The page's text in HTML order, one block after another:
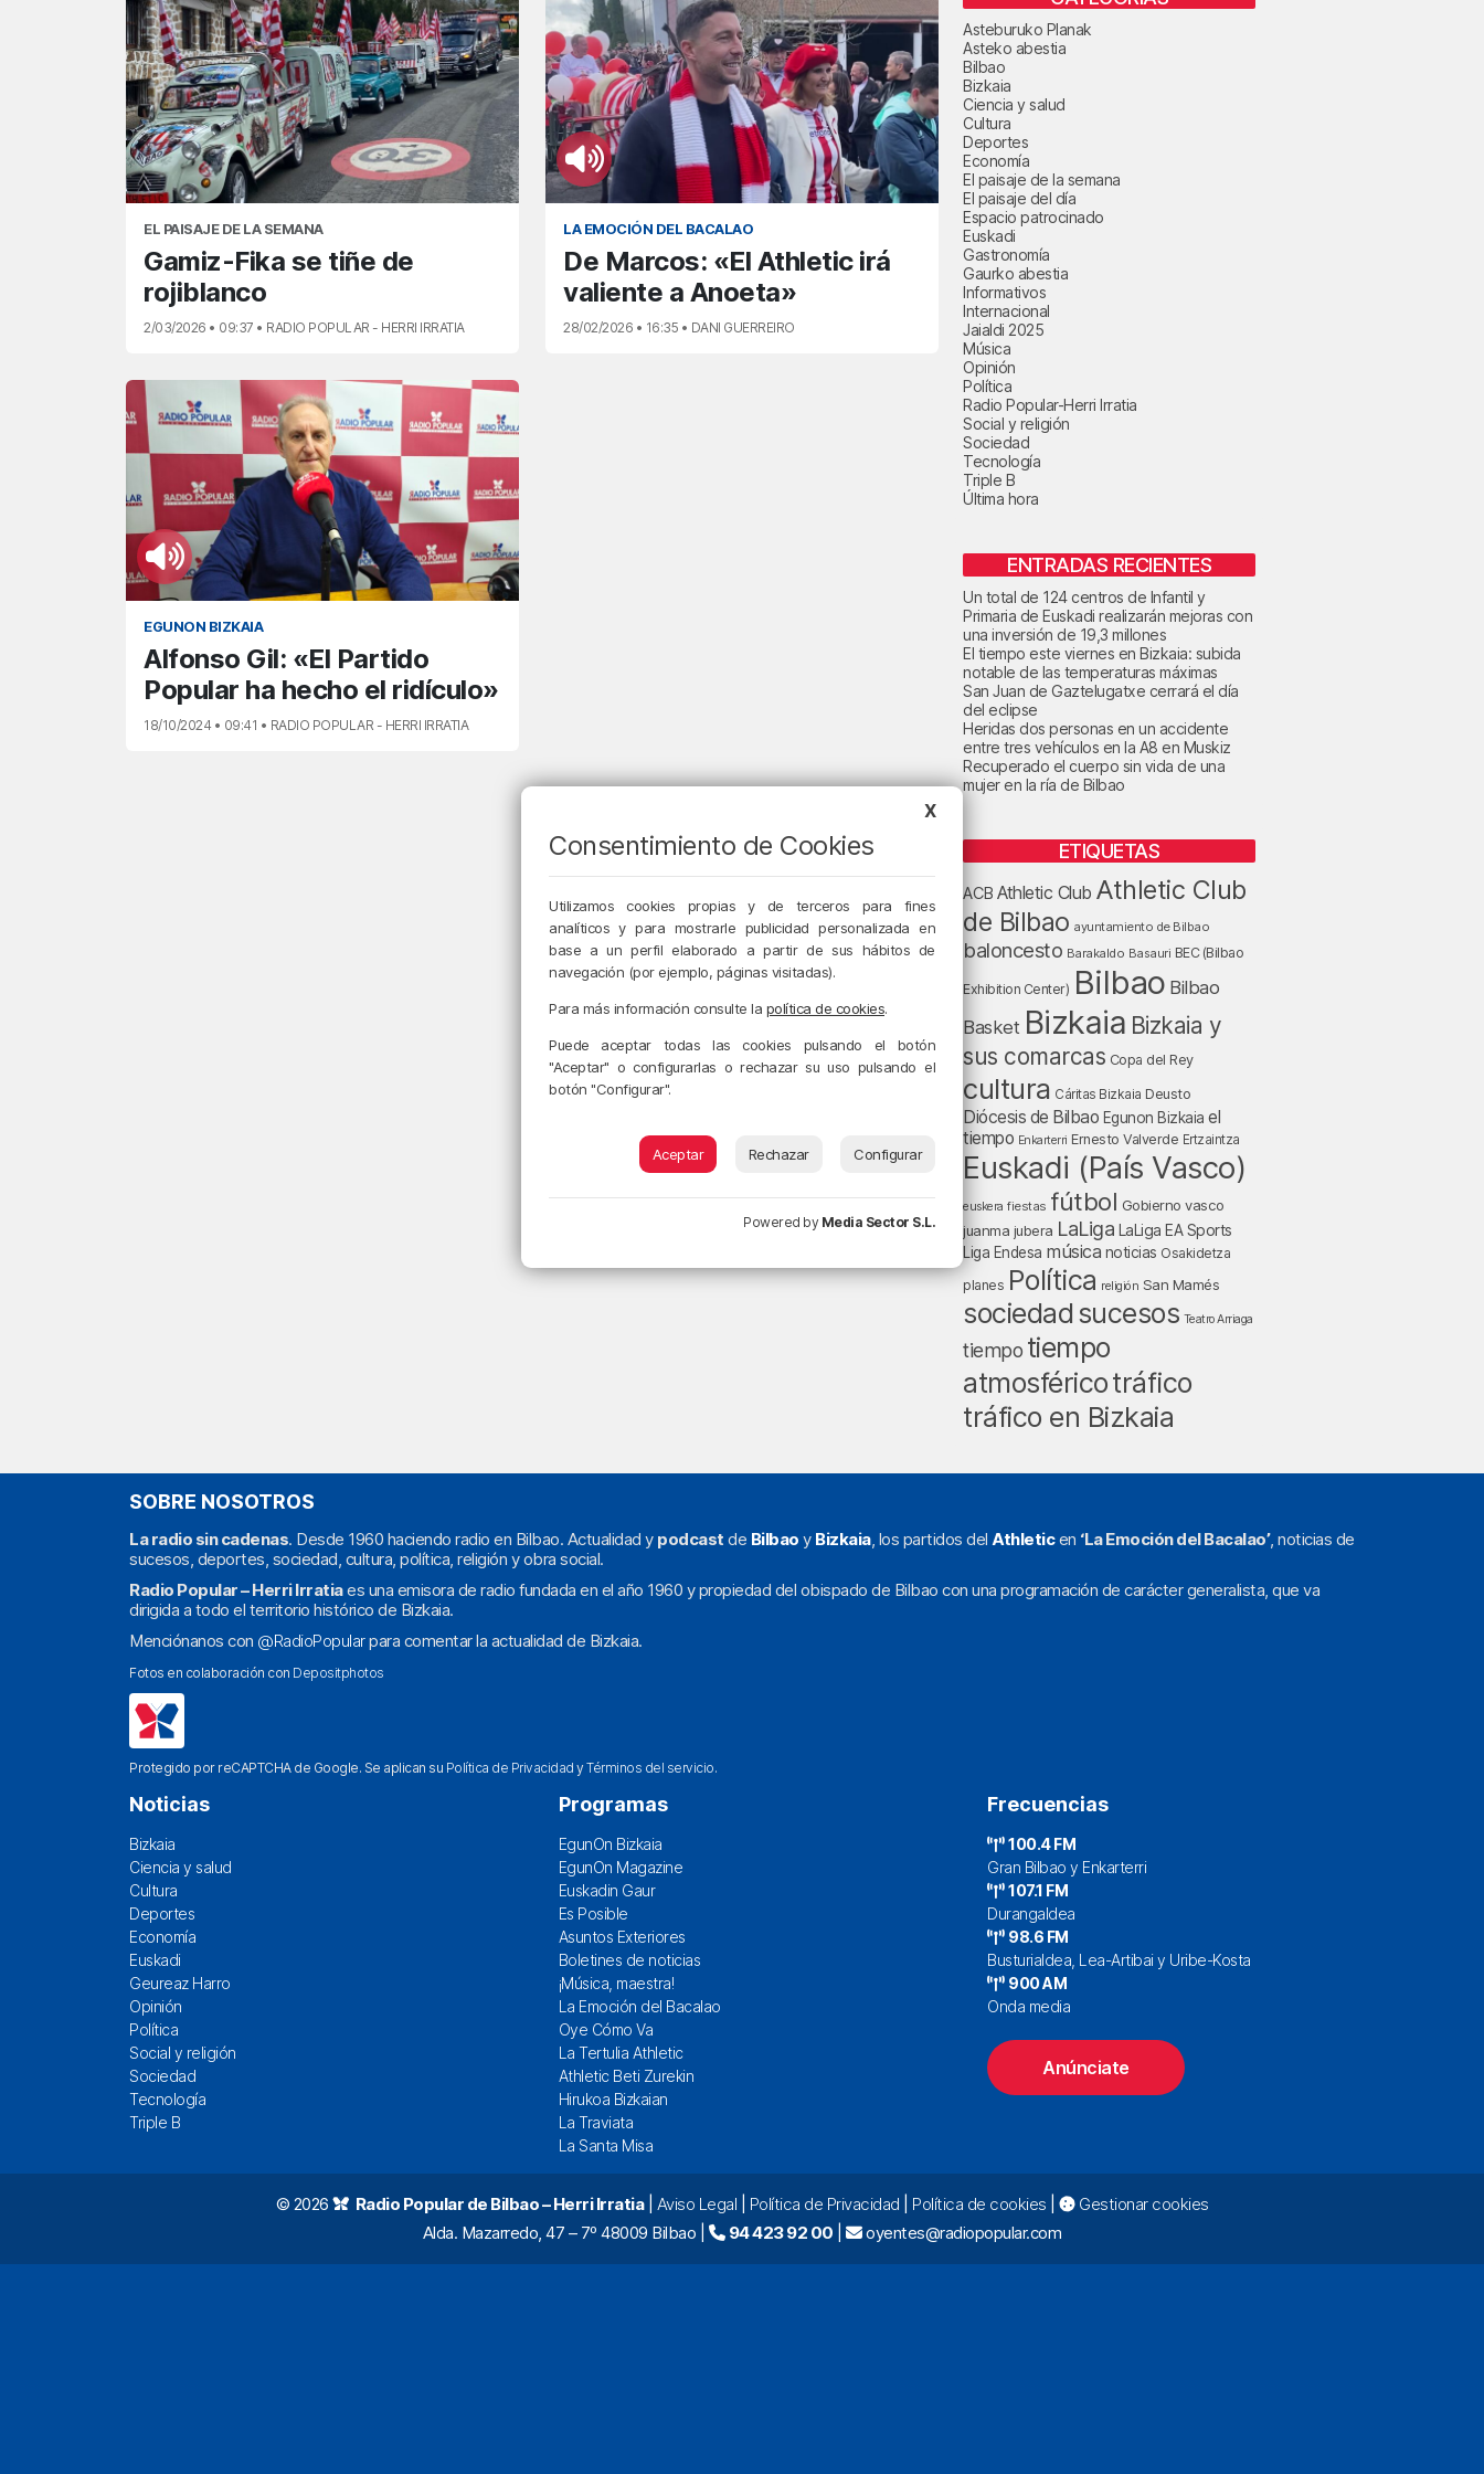
EL PAISAJE DE LA SEMANA
Gamiz-Fika se tiñe de
rojiblanco
2/03/2026 • 09:37 • RADIO POPULAR - HERRI IRRATIA
LA EMOCIÓN DEL BACALAO
De Marcos: «El Athletic irá
valiente a Anoeta»
28/02/2026 • 16:35 • DANI GUERREIRO
EGUNON BIZKAIA
Alfonso Gil: «El Partido
Popular ha hecho el ridículo»
18/10/2024 • 09:41 • RADIO POPULAR - HERRI IRRATIA
Asteburuko Planak
Asteko abestia
Bilbao
Bizkaia
Ciencia y salud
Cultura
Deportes
Economía
El paisaje de la semana
El paisaje del día
Espacio patrocinado
Euskadi
Gastronomía
Gaurko abestia
Informativos
Internacional
Jaialdi 2025
Música
Opinión
Política
Radio Popular-Herri Irratia
Social y religión
Sociedad
Tecnología
Triple B
Última hora
ENTRADAS RECIENTES
Un total de 124 centros de Infantil y
Primaria de Euskadi realizarán mejoras con
una inversión de 19,3 millones
El tiempo este viernes en Bizkaia: subida
notable de las temperaturas máximas
San Juan de Gaztelugatxe cerrará el día
del eclipse
Heridas dos personas en un accidente
entre tres vehículos en la A8 en Muskiz
Recuperado el cuerpo sin vida de una
mujer en la ría de Bilbao
ETIQUETAS
ACB Athletic Club Athletic Club
de Bilbao ayuntamiento de Bilbao
baloncesto Barakaldo Basauri BEC (Bilbao
Exhibition Center) Bilbao Bilbao
Basket Bizkaia Bizkaia y
sus comarcas Copa del Rey
cultura Cáritas Bizkaia Deusto
Diócesis de Bilbao Egunon Bizkaia el
tiempo Enkarterri Ernesto Valverde Ertzaintza
Euskadi (País Vasco)
euskera fiestas fútbol Gobierno vasco
juanma jubera LaLiga LaLiga EA Sports
Liga Endesa música noticias Osakidetza
planes Política religión San Mamés
sociedad sucesos Teatro Arriaga
tiempo tiempo
atmosféricotráfico
tráfico en Bizkaia
SOBRE NOSOTROS
La radio sin cadenas. Desde 1960 haciendo radio en Bilbao. Actualidad y podcast de Bilbao y Bizkaia, los partidos del Athleticen ‘La Emoción del Bacalao’, noticias de
sucesos, deportes, sociedad, cultura, política, religión y obra social.
Radio Popular – Herri Irratiaes una emisora de radio fundada en el año 1960 y propiedad del obispado de Bilbao con una programación de carácter generalista, que va
dirigida a todo el territorio histórico de Bizkaia.
Menciónanos con @RadioPopularpara comentar la actualidad de Bizkaia.
Fotos en colaboración con Depositphotos
Protegido por reCAPTCHA de Google. Se aplican su Política de Privacidad yTérminos del servicio.
Noticias
Bizkaia
Ciencia y salud
Cultura
Deportes
Economía
Euskadi
Geureaz Harro
Opinión
Política
Social y religión
Sociedad
Tecnología
Triple B
Programas
EgunOn Bizkaia
EgunOn Magazine
Euskadin Gaur
Es Posible
Asuntos Exteriores
Boletines de noticias
¡Música, maestra!
La Emoción del Bacalao
Oye Cómo Va
La Tertulia Athletic
Athletic Beti Zurekin
Hirukoa Bizkaian
La Traviata
La Santa Misa
Frecuencias
100.4 FM
Gran Bilbao y Enkarterri
107.1 FM
Durangaldea
98.6 FM
Busturialdea, Lea-Artibai y Uribe-Kosta
900 AM
Onda media
Anúnciate
© 2026 Radio Popular de Bilbao – Herri Irratia| Aviso Legal Política de Privacidad Política de cookies
Gestionar cookies
Alda. Mazarredo, 47 – 7º 48009 Bilbao |
94 423 92 00 | oyentes@radiopopular.com
X
Consentimiento de Cookies
Utilizamos cookies propias y de terceros para fines
analíticos y para mostrarle publicidad personalizada en
base a un perfil elaborado a partir de sus hábitos de
navegación (por ejemplo, páginas visitadas).
Para más información consulte la política de cookies.
Puede aceptar todas las cookies pulsando el botón
"Aceptar" o configurarlas o rechazar su uso pulsando el
botón "Configurar".
Aceptar Rechazar Configurar
Powered by Media Sector S.L.